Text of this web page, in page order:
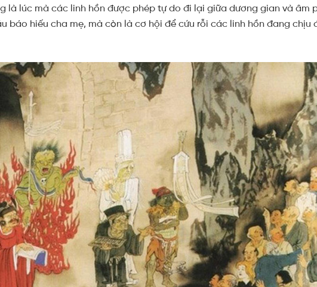
là lúc mà các linh hồn được phép tự do đi lại giữa dương gian và âm
báo hiếu cha mẹ, mà còn là cơ hội để cứu rỗi các linh hồn đang chịu